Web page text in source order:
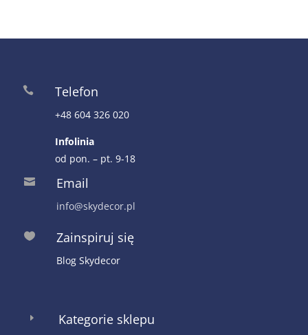
 Telefon
+48 604 326 020
Infolinia
od pon. – pt. 9-18
 Email
info@skydecor.pl
 Zainspiruj się
Blog Skydecor
E Kategorie sklepu